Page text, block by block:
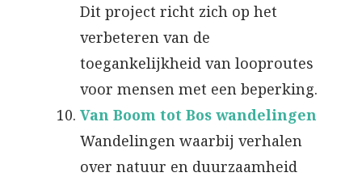
Dit project richt zich op het
verbeteren van de
toegankelijkheid van looproutes
voor mensen met een beperking.
Van Boom tot Bos wandelingen
Wandelingen waarbij verhalen
over natuur en duurzaamheid